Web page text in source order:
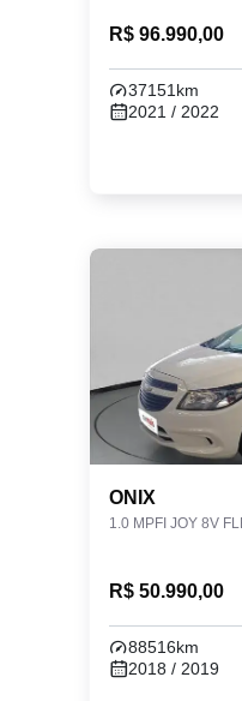
R$ 96.990,00
37151km
2021 / 2022
ONIX
1.0 MPFI JOY 8V
R$ 50.990,00
88516km
2018 / 2019